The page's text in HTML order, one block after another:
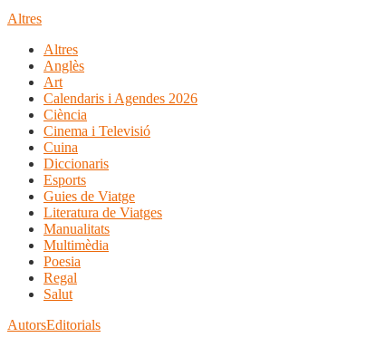
Altres
Altres
Anglès
Art
Calendaris i Agendes 2026
Ciència
Cinema i Televisió
Cuina
Diccionaris
Esports
Guies de Viatge
Literatura de Viatges
Manualitats
Multimèdia
Poesia
Regal
Salut
AutorsEditorials